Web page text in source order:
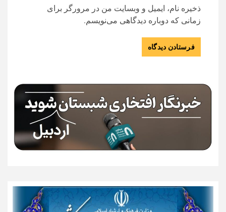
ذخیره نام، ایمیل و وبسایت من در مرورگر برای
زمانی که دوباره دیدگاهی می‌نویسم.